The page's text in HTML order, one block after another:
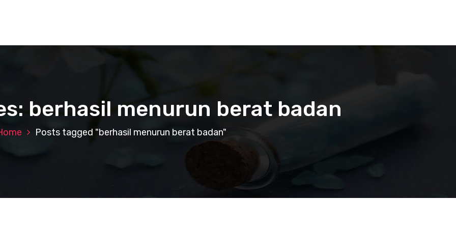
berhasil menurun berat badan
Posts tagged "berhasil menurun berat badan"